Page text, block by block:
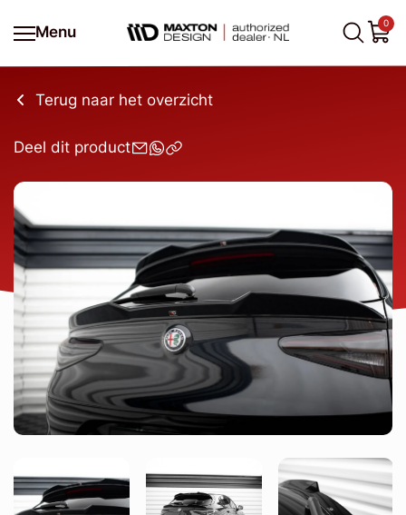
Menu
0
Terug naar het overzicht
Deel dit product